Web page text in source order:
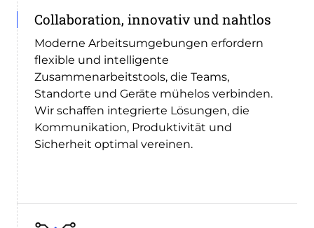
Collaboration, innovativ und nahtlos
Moderne Arbeitsumgebungen erfordern
flexible und intelligente
Zusammenarbeitstools, die Teams,
Standorte und Geräte mühelos verbinden.
Wir schaffen integrierte Lösungen, die
Kommunikation, Produktivität und
Sicherheit optimal vereinen.